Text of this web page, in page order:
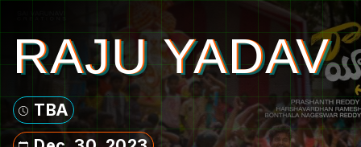
RAJU YADAV
TBA